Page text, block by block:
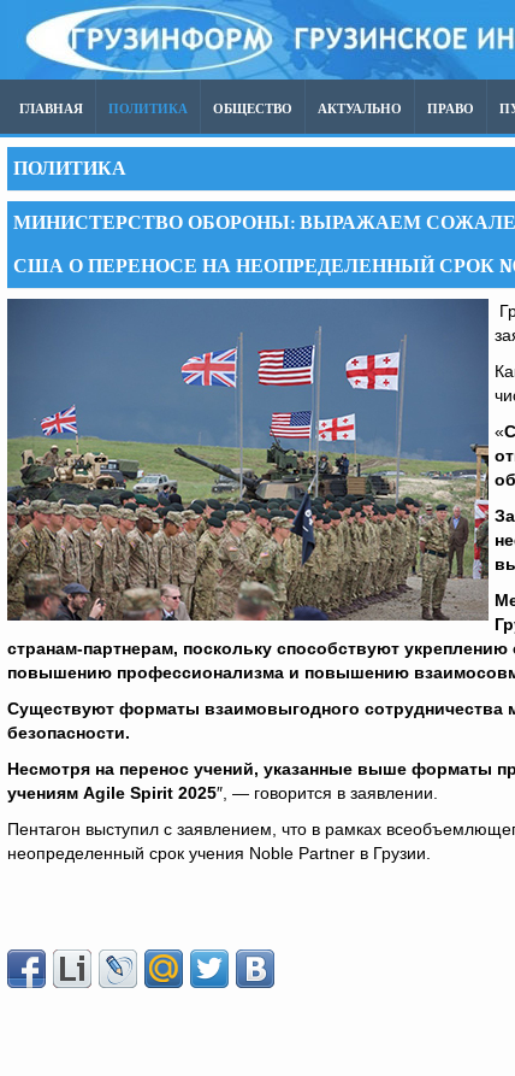
ГЛАВНАЯ ПОЛИТИКА ОБЩЕСТВО АКТУАЛЬНО ПРАВО
ПОЛИТИКА
МИНИСТЕРСТВО ОБОРОНЫ: ВЫРАЖАЕМ
США О ПЕРЕНОСЕ НА НЕОПРЕДЕЛЕННЫЙ СРОК
«
странам-партнерам, поскольку способствуют
повышению профессионализма и повышению
Существуют форматы взаимовыгодного
безопасности.
Несмотря на перенос учений, указанные выше форматы
учениям Agile Spirit 2025″, — говорится в заявлении.
Пентагон выступил с заявлением, что в рамках
неопределенный срок учения Noble Partner в Грузии.